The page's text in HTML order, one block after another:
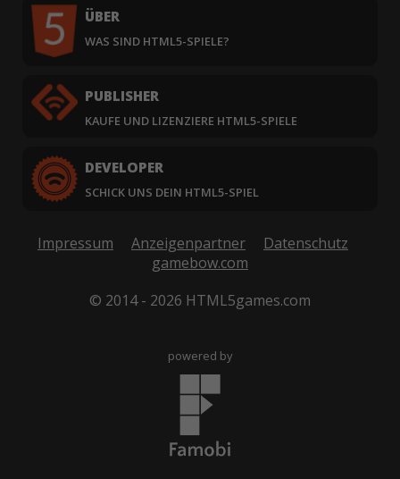
ÜBER
WAS SIND HTML5-SPIELE?
PUBLISHER
KAUFE UND LIZENZIERE HTML5-SPIELE
DEVELOPER
SCHICK UNS DEIN HTML5-SPIEL
Impressum Anzeigenpartner
Datenschutz
gamebow.com
© 2014 - 2026 HTML5games.com
powered by